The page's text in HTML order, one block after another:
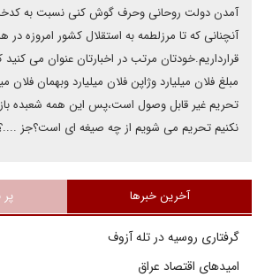
آمدن دولت روحانی وحرف گوش کنی نسبت به کدخدا
آنچنانی که تا مرزلطمه به استقلال کشور امروزه
قرارداریم.خودتان مرتب در اخبارتان عنوان می کنید
مبلغ فلان میلیارد وژاپن فلان میلیارد وبهمان فلان
تحریم غیر قابل وصول است،پس این همه شعبده
نکنیم تحریم می شویم از چه صیغه ای است؟جز
آخرین خبرها
گرفتاری روسیه در تله آزوف
امیدهای اقتصاد عراق